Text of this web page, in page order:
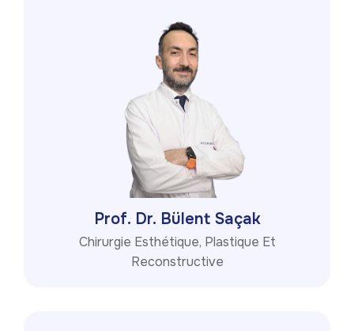
Prof. Dr. Bülent Saçak
Chirurgie Esthétique, Plastique Et
Reconstructive